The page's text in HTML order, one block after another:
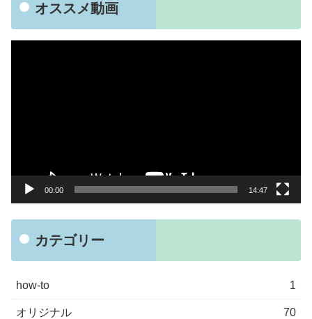
オススメ動画
00:00 14:47
カテゴリー
how-to 1
オリジナル 70